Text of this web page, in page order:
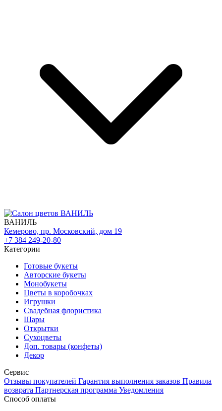
ВАНИЛЬ
Кемерово, пр. Московский, дом 19
+7 384 249-20-80
Категории
Готовые букеты
Авторские букеты
Монобукеты
Цветы в коробочках
Игрушки
Свадебная флористика
Шары
Открытки
Сухоцветы
Доп. товары (конфеты)
Декор
Сервис
Отзывы покупателей Гарантия выполнения заказов Правила
возврата Партнерская программа Уведомления
Способ оплаты